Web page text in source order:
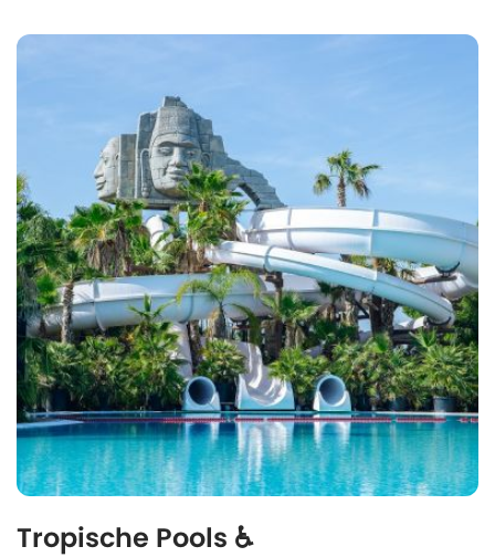
Tropische Pools ♿